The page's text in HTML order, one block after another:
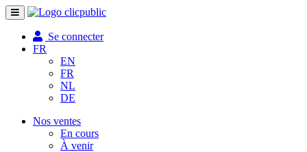
Toggle
navigation
Se connecter
FR
EN
FR
NL
DE
Nos ventes
En cours
À venir